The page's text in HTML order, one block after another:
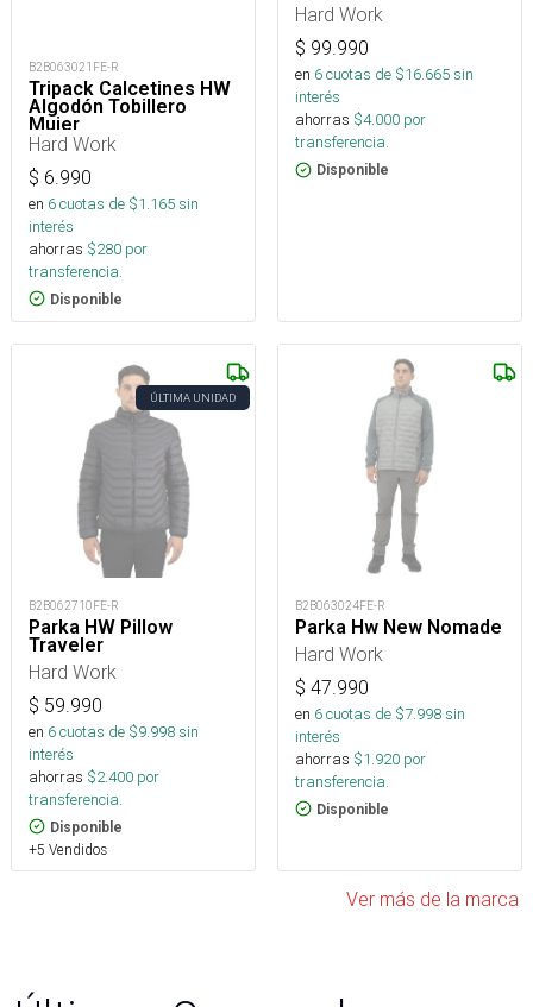
B2B063021FE-R
Tripack Calcetines HW
Algodón Tobillero
Mujer
Hard Work
$ 6.990
en 6cuotas de $1.165sin
interés
ahorras $280 por
transferencia.
Disponible
Hard Work
$ 99.990
en 6cuotas de $16.665sin
interés
ahorras $4.000 por
transferencia.
Disponible
ÚLTIMA UNIDAD
B2B062710FE-R
Parka HW Pillow
Traveler
Hard Work
$ 59.990
en 6cuotas de $9.998sin
interés
ahorras $2.400 por
transferencia.
Disponible
+5 Vendidos
B2B063024FE-R
Parka Hw New Nomade
Hard Work
$ 47.990
en 6cuotas de $7.998sin
interés
ahorras $1.920 por
transferencia.
Disponible
Ver más de la marca